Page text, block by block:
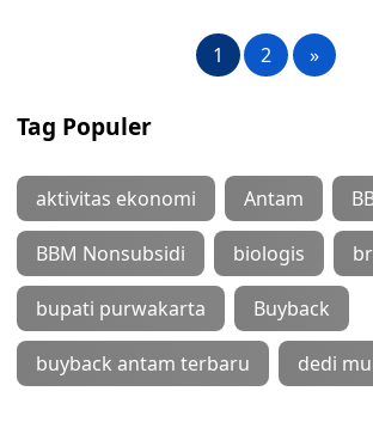
1 2 »
Tag Populer
aktivitas ekonomi Antam
BBM Nonsubsidi biologis
bupati purwakarta Buyback
buyback antam terbaru dedi